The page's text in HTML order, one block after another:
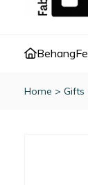
Behang
Home > Gifts